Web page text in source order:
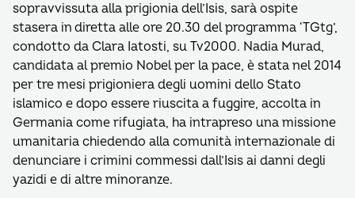
sopravvissuta alla prigionia dell’Isis, sarà ospite
stasera in diretta alle ore 20.30 del programma ‘TGtg’,
condotto da Clara Iatosti, su Tv2000. Nadia Murad,
candidata al premio Nobel per la pace, è stata nel 2014
per tre mesi prigioniera degli uomini dello Stato
islamico e dopo essere riuscita a fuggire, accolta in
Germania come rifugiata, ha intrapreso una missione
umanitaria chiedendo alla comunità internazionale di
denunciare i crimini commessi dall’Isis ai danni degli
yazidi e di altre minoranze.